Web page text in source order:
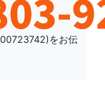
00723742)をお伝